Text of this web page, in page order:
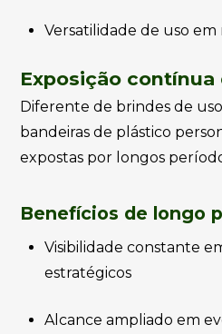
Versatilidade de uso
Exposição contínua
Diferente de brindes de
bandeiras de plástico
expostas por longos
Benefícios de longo
Visibilidade constante
estratégicos
Alcance ampliado em